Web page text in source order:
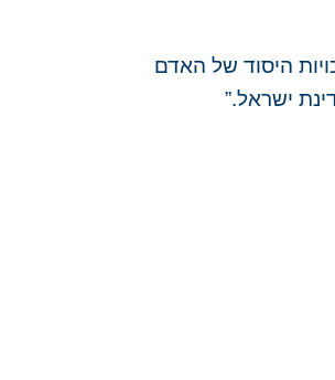
היסוד של האדם
ישראל.”